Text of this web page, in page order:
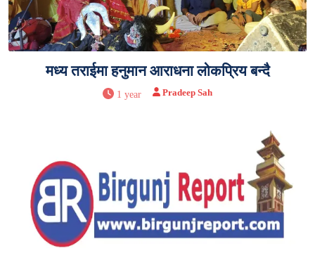
मध्य तराईमा हनुमान आराधना लोकप्रिय बन्दै
1 year Pradeep Sah